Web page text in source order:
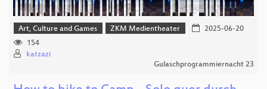
Art, Culture and Games ZKM Medientheater
2025-06-20
154
katzazi
Gulaschprogrammiernacht 23